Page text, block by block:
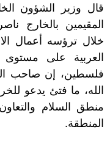
قال وزير الشؤون
المقيمين بالخارج
خلال ترؤسه أعمال
العربية على
فلسطين، إن صاحب
الله، ما فتئ يدعو
منطق السلام
المنطقة.